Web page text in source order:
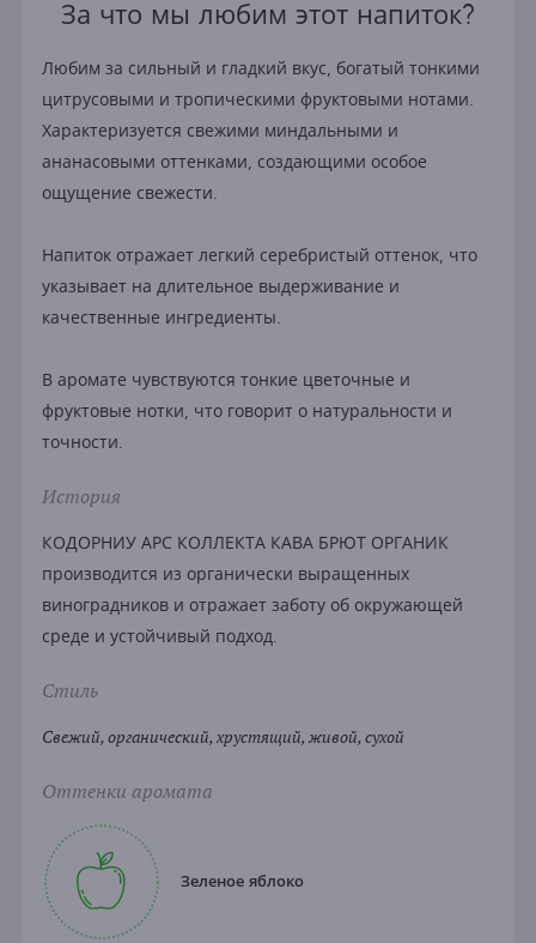
За что мы любим этот напиток?
Любим за сильный и гладкий вкус, богатый тонкими
цитрусовыми и тропическими фруктовыми нотами.
Характеризуется свежими миндальными и
ананасовыми оттенками, создающими особое
ощущение свежести.
Напиток отражает легкий серебристый оттенок, что
указывает на длительное выдерживание и
качественные ингредиенты.
В аромате чувствуются тонкие цветочные и
фруктовые нотки, что говорит о натуральности и
точности.
История
КОДОРНИУ АРС КОЛЛЕКТА КАВА БРЮТ ОРГАНИК
производится из органически выращенных
виноградников и отражает заботу об окружающей
среде и устойчивый подход.
Стиль
Свежий, органический, хрустящий, живой, сухой
Оттенки аромата
Зеленое яблоко